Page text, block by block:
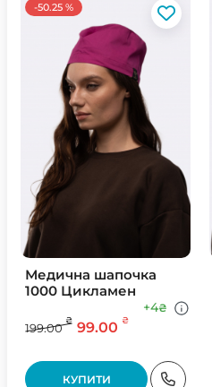
-50.25 %
Медична шапочка
1000 Цикламен
199.00
₴ 99.00 ₴
+4₴
КУПИТИ